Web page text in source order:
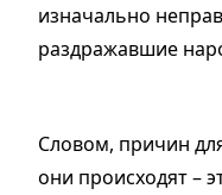
изначально
раздражавшие
Словом, причин
они происходят –